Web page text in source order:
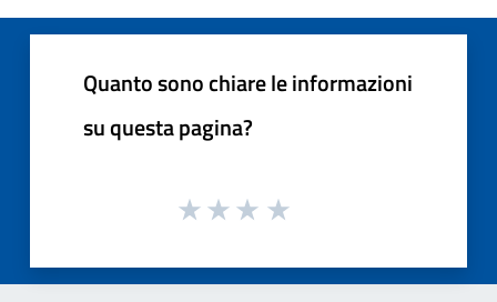
Quanto sono chiare le informazioni
su questa pagina?